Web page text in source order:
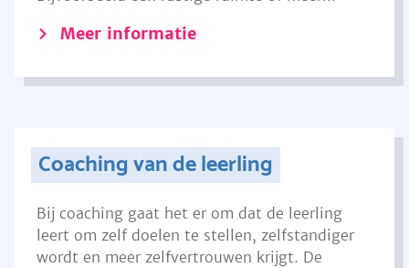
Meer informatie
Coaching van de leerling
Bij coaching gaat het er om dat de leerling
leert om zelf doelen te stellen, zelfstandiger
wordt en meer zelfvertrouwen krijgt. De